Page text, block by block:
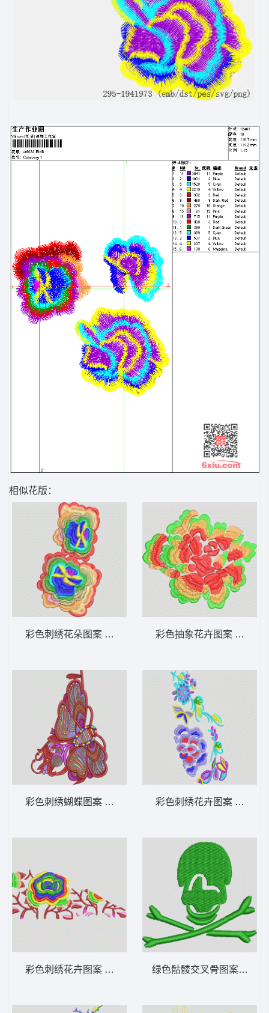
相似花版：
彩色刺绣花朵图案 靓花
彩色刺绣蝴蝶图案 蝴蝶
彩色刺绣花卉图案 靓花
彩色抽象花卉图案 靓花
彩色刺绣花卉图案 靓花
绿色骷髅交叉骨图案 骷髅